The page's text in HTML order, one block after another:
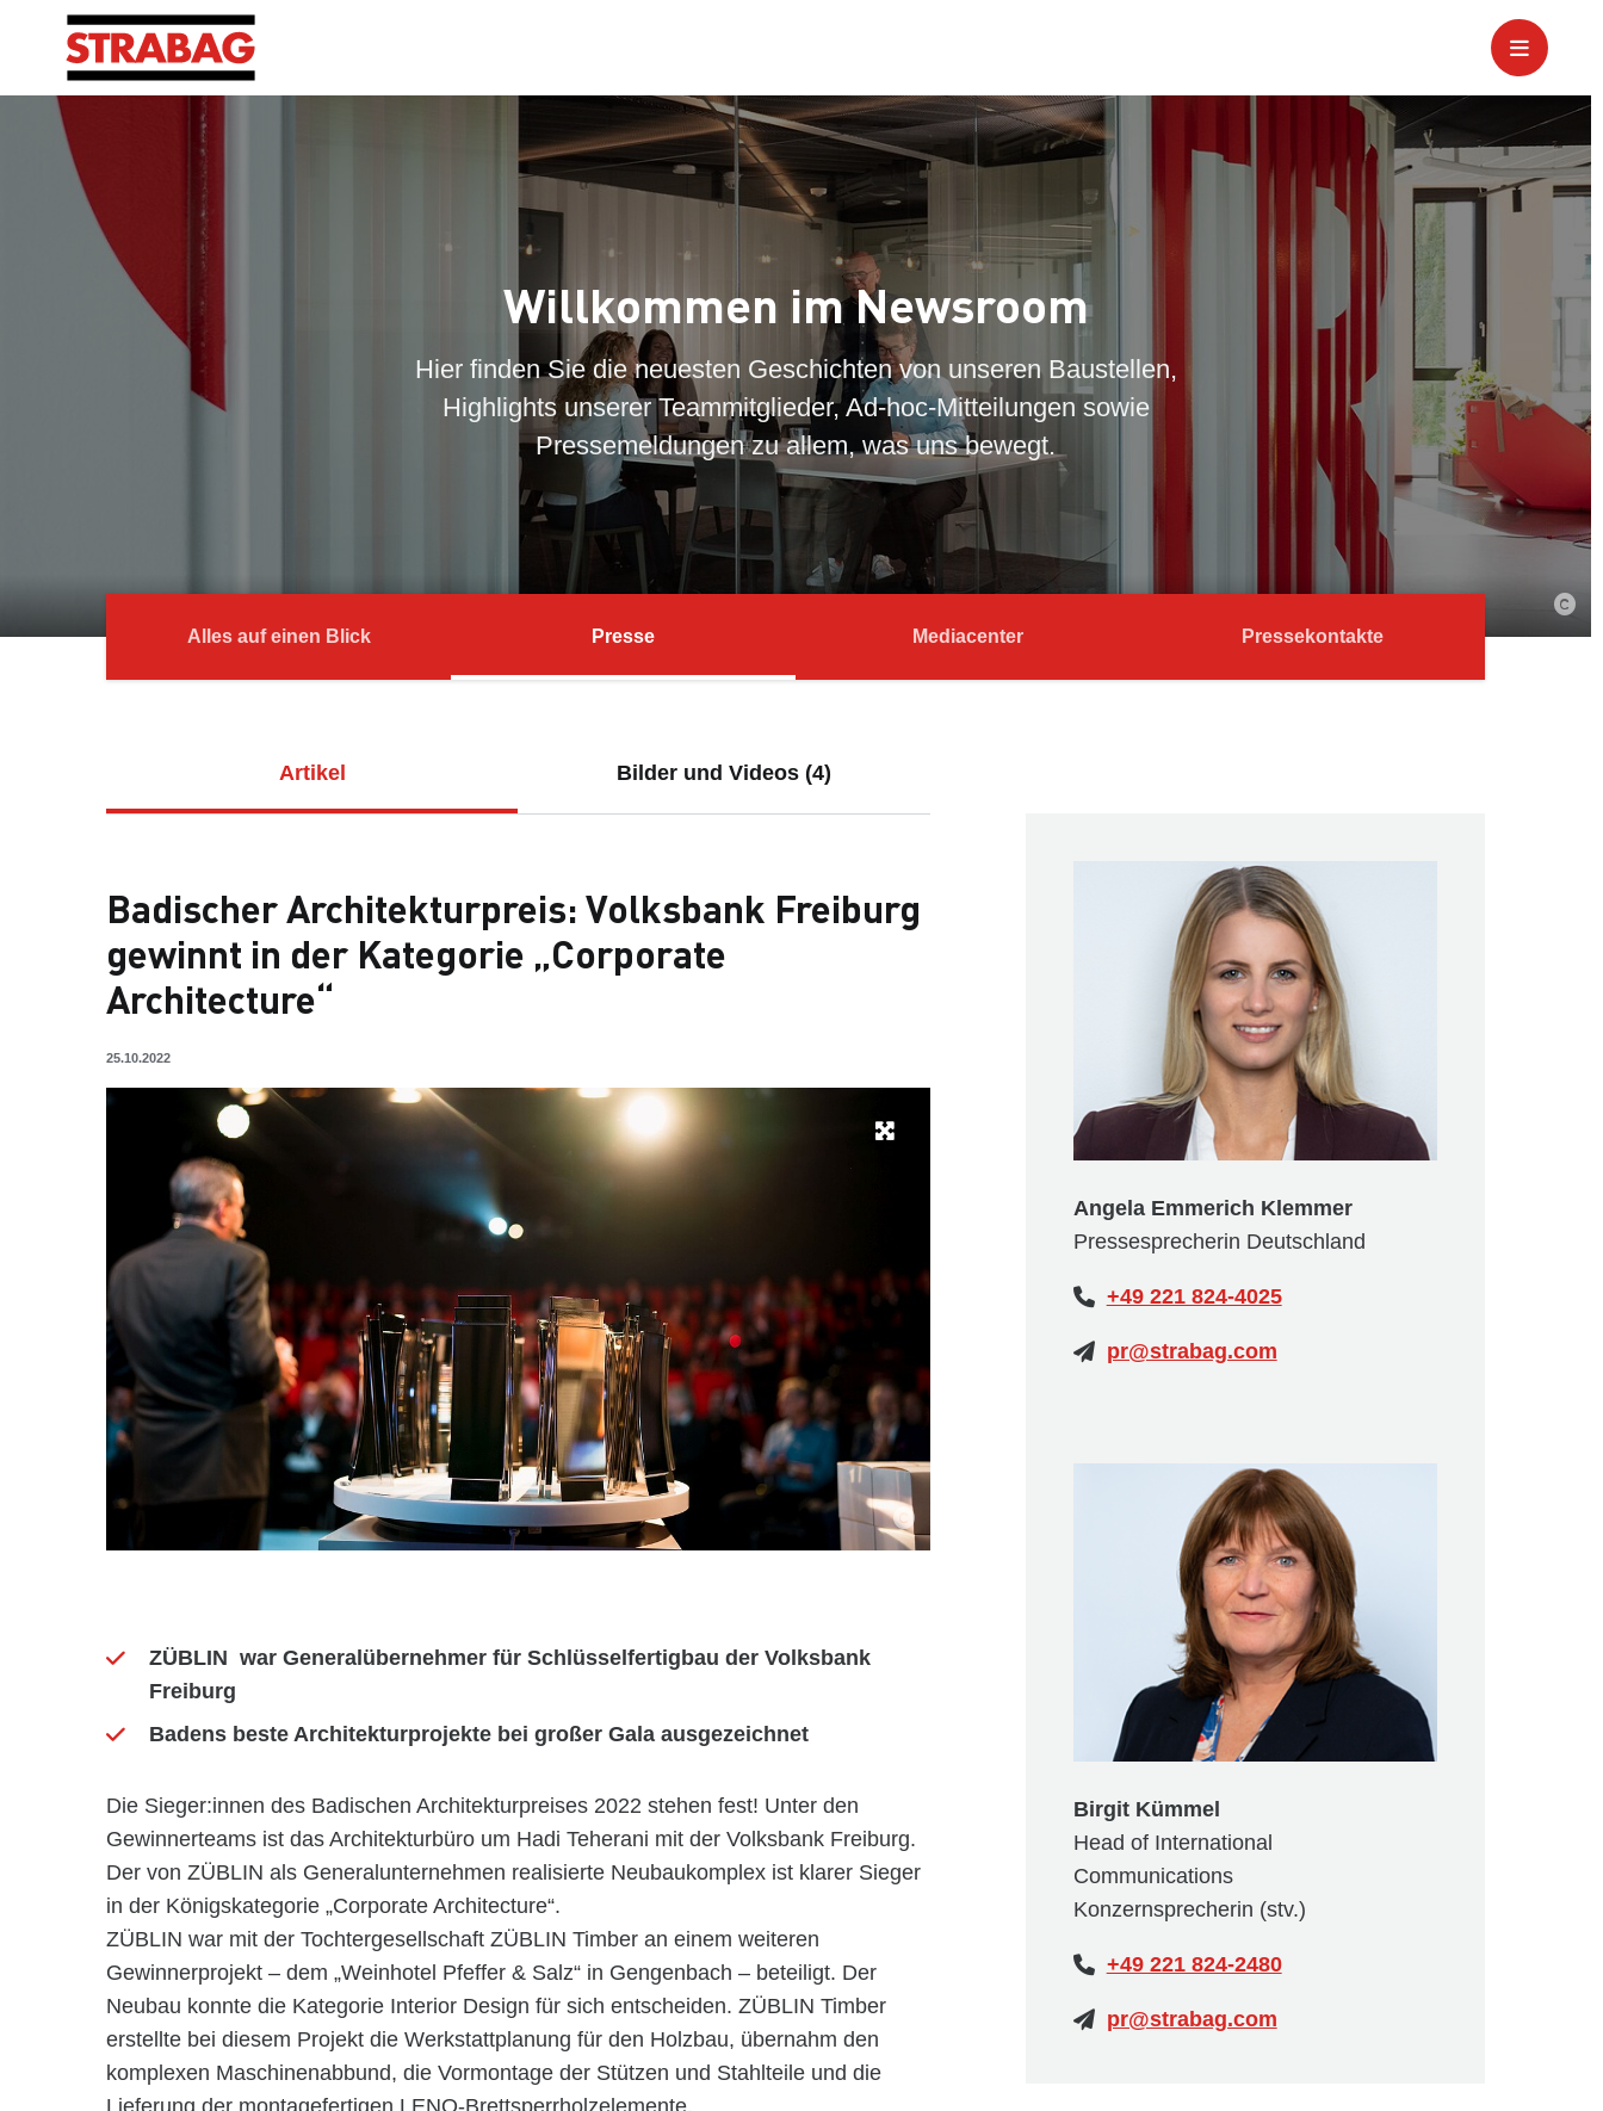
Willkommen im Newsroom
Hier finden Sie die neuesten Geschichten von unseren Baustellen,
Highlights unserer Teammitglieder, Ad-hoc-Mitteilungen sowie
Pressemeldungen zu allem, was uns bewegt.
Alles auf einen Blick Presse Mediacenter Pressekontakte
Artikel Bilder und Videos (4)
Badischer Architekturpreis: Volksbank Freiburg
gewinnt in der Kategorie „Corporate
Architecture“
25.10.2022
ZÜBLIN war Generalübernehmer für Schlüsselfertigbau der Volksbank
Freiburg
Badens beste Architekturprojekte bei großer Gala ausgezeichnet
Die Sieger:innen des Badischen Architekturpreises 2022 stehen fest! Unter den
Gewinnerteams ist das Architekturbüro um Hadi Teherani mit der Volksbank Freiburg.
Der von ZÜBLIN als Generalunternehmen realisierte Neubaukomplex ist klarer Sieger
in der Königskategorie „Corporate Architecture“.
ZÜBLIN war mit der Tochtergesellschaft ZÜBLIN Timber an einem weiteren
Gewinnerprojekt – dem „Weinhotel Pfeffer & Salz“ in Gengenbach – beteiligt. Der
Neubau konnte die Kategorie Interior Design für sich entscheiden. ZÜBLIN Timber
erstellte bei diesem Projekt die Werkstattplanung für den Holzbau, übernahm den
komplexen Maschinenabbund, die Vormontage der Stützen und Stahlteile und die
Angela Emmerich Klemmer
Pressesprecherin Deutschland
+49 221 824-4025
pr@strabag.com
Birgit Kümmel
Head of International
Communications
Konzernsprecherin (stv.)
+49 221 824-2480
pr@strabag.com